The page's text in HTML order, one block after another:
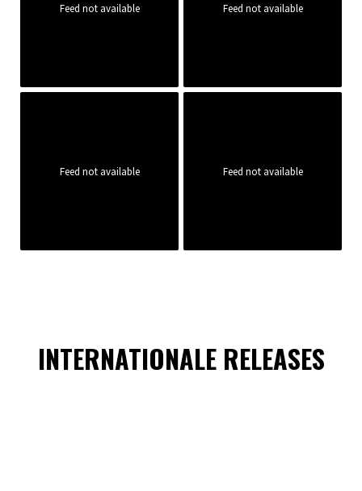
Feed not available Feed not available
Feed not available Feed not available
INTERNATIONALE RELEASES